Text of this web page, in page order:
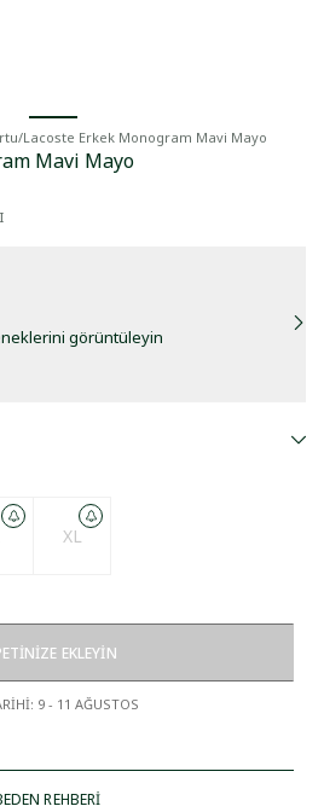
/Lacoste Erkek Monogram Mavi Mayo
Mavi Mayo
görüntüleyin
XL
EKLEYİN
: 9 - 11 AĞUSTOS
REHBERİ